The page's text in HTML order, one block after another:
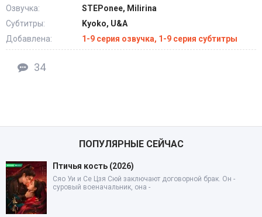
Озвучка:
STEPonee, Milirina
Субтитры:
Kyoko, U&A
Добавлена:
1-9 серия озвучка, 1-9 серия субтитры
34
ПОПУЛЯРНЫЕ СЕЙЧАС
Птичья кость (2026)
Сяо Уи и Се Цзя Сюй заключают договорной брак. Он -
суровый военачальник, она -